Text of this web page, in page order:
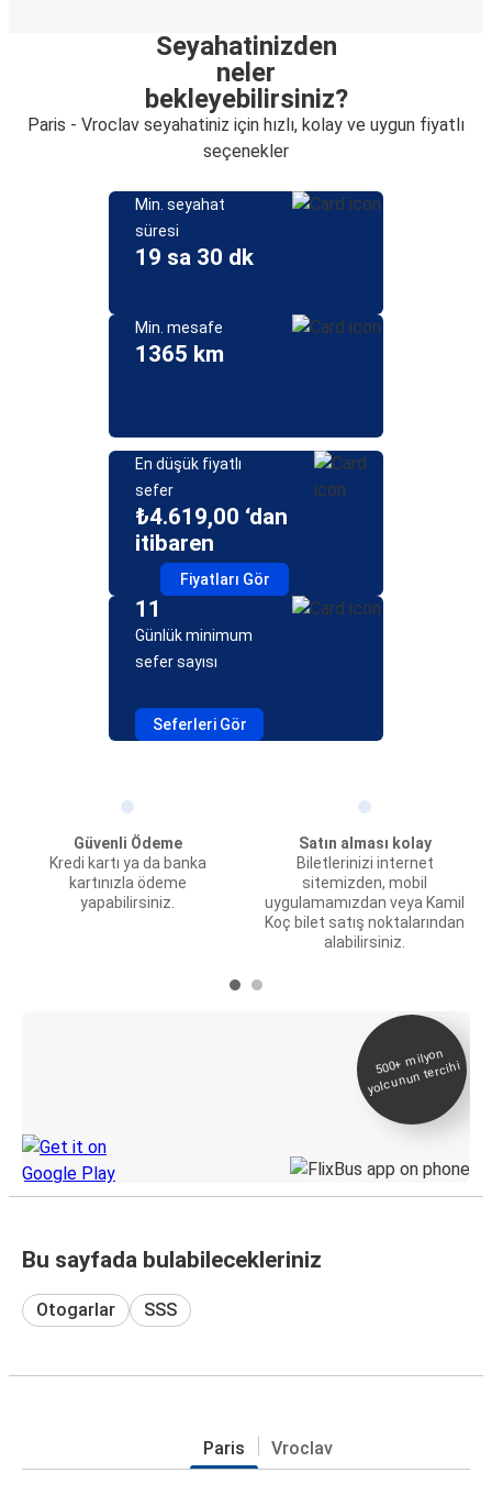
Seyahatinizden
neler
bekleyebilirsiniz?
Paris - Vroclav seyahatiniz için hızlı, kolay ve uygun fiyatlı
seçenekler
Min. seyahat
süresi
19 sa 30 dk
Min. mesafe
1365 km
En düşük fiyatlı
sefer
₺4.619,00 ‘dan
itibaren
Fiyatları Gör
11
Günlük minimum
sefer sayısı
Seferleri Gör
Güvenli Ödeme
Kredi kartı ya da banka
kartınızla ödeme
yapabilirsiniz.
Satın alması kolay
Biletlerinizi internet
sitemizden, mobil
uygulamamızdan veya Kamil
Koç bilet satış noktalarından
alabilirsiniz.
500+
milyon
yolcunun tercihi
Bu sayfada bulabilecekleriniz
Otogarlar SSS
Paris Vroclav